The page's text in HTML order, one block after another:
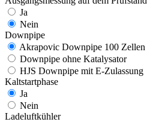
Ja
Nein
Downpipe
Akrapovic Downpipe 100 Zellen
Downpipe ohne Katalysator
HJS Downpipe mit E-Zulassung
Kaltstartphase
Ja
Nein
Ladeluftkühler